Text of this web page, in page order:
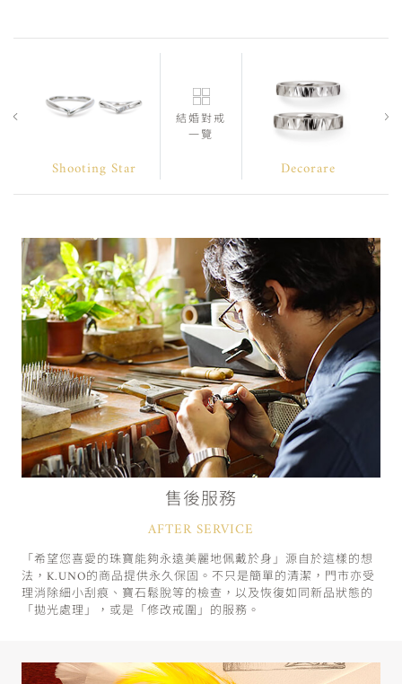
Shooting Star
結婚對戒
一覽
Decorare
售後服務
AFTER SERVICE
「希望您喜愛的珠寶能夠永遠美麗地佩戴於身」源自於這樣的想
法，K.UNO的商品提供永久保固。不只是簡單的清潔，門市亦受
理消除細小刮痕、寶石鬆脫等的檢查，以及恢復如同新品狀態的
「拋光處理」，或是「修改戒圍」的服務。